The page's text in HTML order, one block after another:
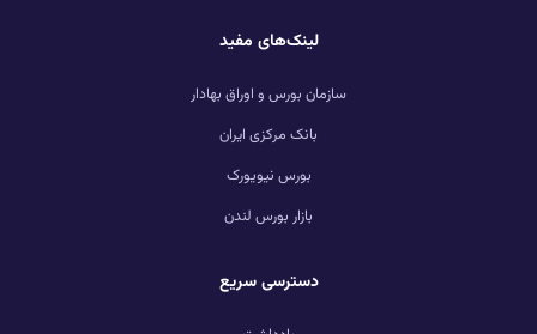
لینک‌های مفید
سازمان بورس و اوراق بهادار
بانک مرکزی ایران
بورس نیویورک
بازار بورس لندن
دسترسی سریع